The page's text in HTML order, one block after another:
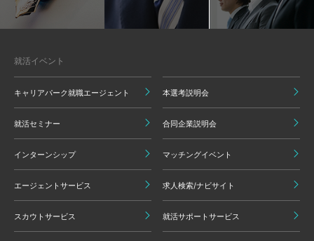
就活イベント
キャリアパーク就職エージェント 本選考説明会
就活セミナー 合同企業説明会
インターンシップ マッチングイベント
エージェントサービス 求人検索/ナビサイト
スカウトサービス 就活サポートサービス